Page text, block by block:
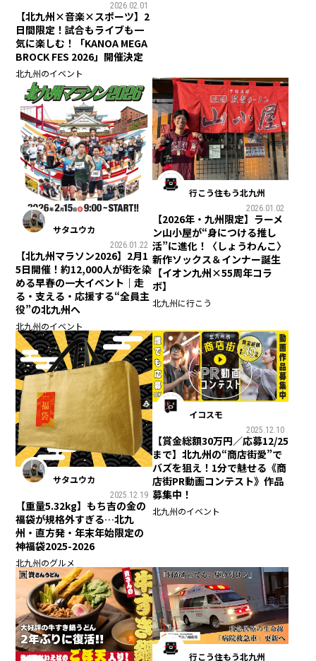
2026.02.01
【北九州×音楽×スポーツ】2
日間限定！試合もライブも一
気に楽しむ！「KANOA MEGA
BROCK FES 2026」開催決定
北九州のイベント
サタユウカ
2026.01.22
【北九州マラソン2026】2月1
5日開催！約12,000人が街を染
める早春の一大イベント｜走
る・支える・応援する“全員主
役”の北九州へ
北九州のイベント
行こう住もう北九州
2026.01.02
【2026年・九州限定】ラーメ
ン山小屋が“身につける推し
活”に進化！〈しょうわんこ〉
新作ソックス＆インナー誕生
【イオン九州×55周年コラ
ボ】
北九州に行こう
サタユウカ
2025.12.19
【重量5.32kg】もち吉の金の
福袋が規格外すぎる…北九
州・直方発・年末年始限定の
神福袋2025-2026
北九州のグルメ
イコスモ
2025.12.10
【賞金総額30万円／応募12/25
まで】北九州の“商店街愛”で
バズを狙え！1分で魅せる《商
店街PR動画コンテスト》作品
募集中！
北九州のイベント
行こう住もう北九州